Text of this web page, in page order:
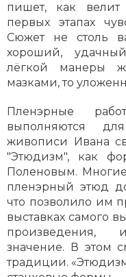
пишет, как велит
первых этапах
Сюжет не столь
хороший,
лёгкой манеры
мазками, то
Пленэрные
выполняются
живописи Ивана
"Этюдизм", как
Поленовым.
пленэрный этюд
что позволило им
выставках самого
произведения,
значение. В этом
традиции.